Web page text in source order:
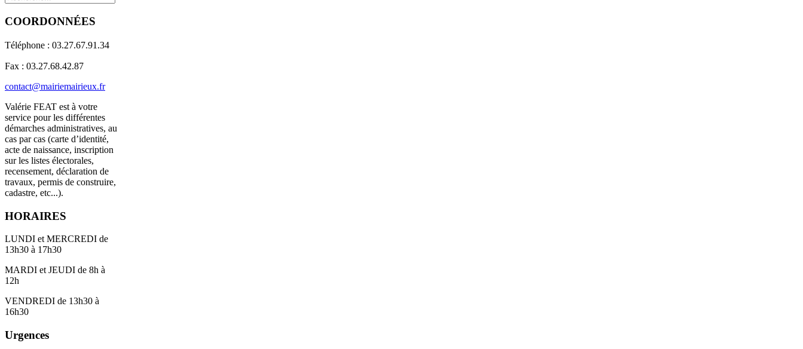
COORDONNÉES
Téléphone : 03.27.67.91.34
Fax : 03.27.68.42.87
contact@mairiemairieux.fr
Valérie FEAT est à votre
service pour les différentes
démarches administratives, au
cas par cas (carte d’identité,
acte de naissance, inscription
sur les listes électorales,
recensement, déclaration de
travaux, permis de construire,
cadastre, etc...).
HORAIRES
LUNDI et MERCREDI de
13h30 à 17h30
MARDI et JEUDI de 8h à
12h
VENDREDI de 13h30 à
16h30
Urgences